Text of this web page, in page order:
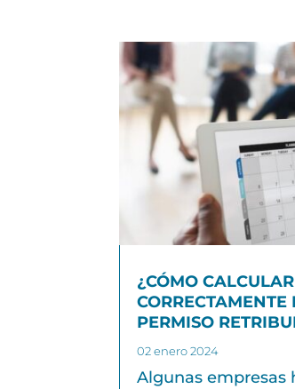
¿CÓMO CALCULAR
CORRECTAMENTE
PERMISO
02 enero 2024
Algunas empresas